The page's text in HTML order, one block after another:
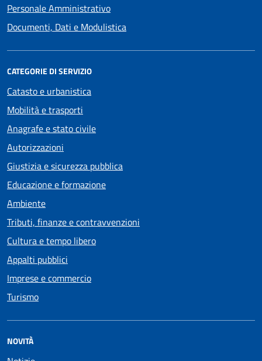
Personale Amministrativo
Documenti, Dati e Modulistica
CATEGORIE DI SERVIZIO
Catasto e urbanistica
Mobilità e trasporti
Anagrafe e stato civile
Autorizzazioni
Giustizia e sicurezza pubblica
Educazione e formazione
Ambiente
Tributi, finanze e contravvenzioni
Cultura e tempo libero
Appalti pubblici
Imprese e commercio
Turismo
NOVITÀ